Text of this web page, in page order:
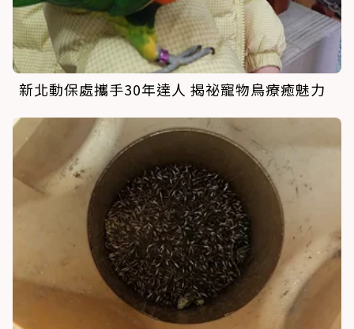
新北動保處攜手30年達人 揭祕寵物鳥療癒魅力